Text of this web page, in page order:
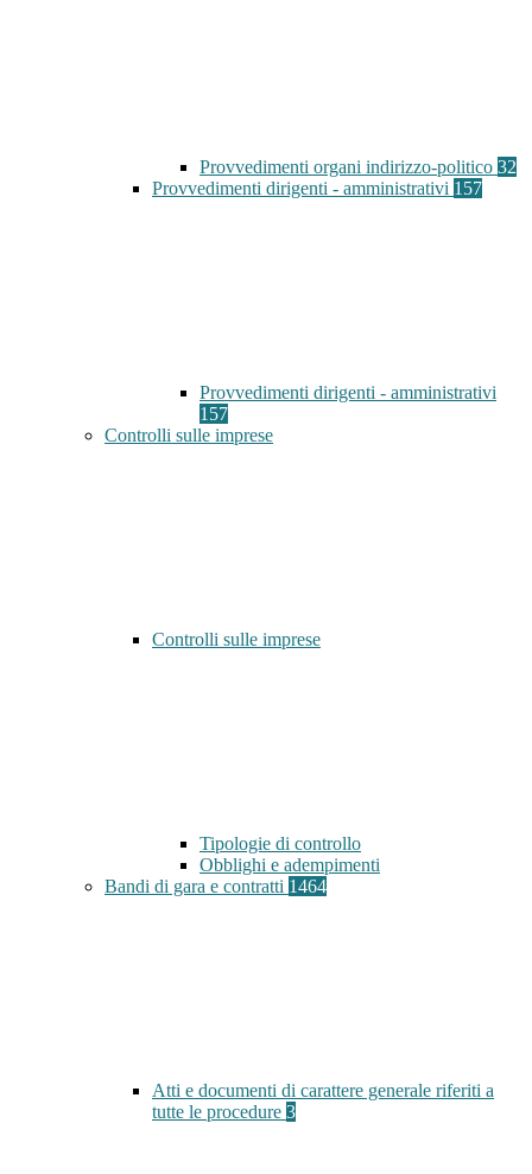
Provvedimenti organi indirizzo-politico 32
Provvedimenti dirigenti - amministrativi 157
Provvedimenti dirigenti - amministrativi
157
Controlli sulle imprese
Controlli sulle imprese
Tipologie di controllo
Obblighi e adempimenti
Bandi di gara e contratti 1464
Atti e documenti di carattere generale riferiti a
tutte le procedure 3